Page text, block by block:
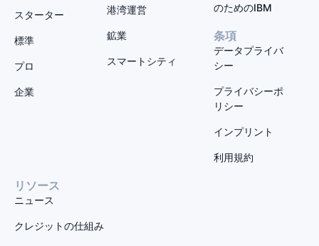
スターター
標準
プロ
企業
港湾運営
鉱業
スマートシティ
のためのIBM
条項
データプライバ
シー
プライバシーポ
リシー
インプリント
利用規約
リソース
ニュース
クレジットの仕組み